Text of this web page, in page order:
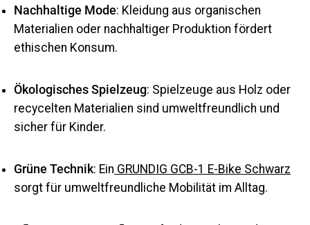
Nachhaltige Mode: Kleidung aus organischen
Materialien oder nachhaltiger Produktion fördert
ethischen Konsum.
Ökologisches Spielzeug: Spielzeuge aus Holz oder
recycelten Materialien sind umweltfreundlich und
sicher für Kinder.
Grüne Technik: Ein GRUNDIG GCB-1 E-Bike Schwarz
sorgt für umweltfreundliche Mobilität im Alltag.